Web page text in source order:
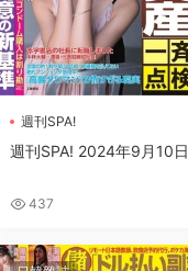
週刊SPA!
週刊SPA! 2024年9月10日
437